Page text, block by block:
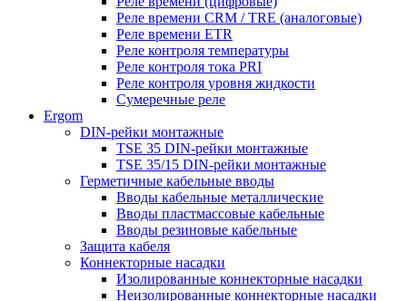
Реле времени CRM / TRE (аналоговые)
Реле времени ETR
Реле контроля температуры
Реле контроля тока PRI
Реле контроля уровня жидкости
Сумеречные реле
Ergom
DIN-рейки монтажные
TSE 35 DIN-рейки монтажные
TSE 35/15 DIN-рейки монтажные
Герметичные кабельные вводы
Вводы кабельные металлические
Вводы пластмассовые кабельные
Вводы резиновые кабельные
Защита кабеля
Коннекторные насадки
Изолированные коннекторные насадки
Неизолированные коннекторные насадки